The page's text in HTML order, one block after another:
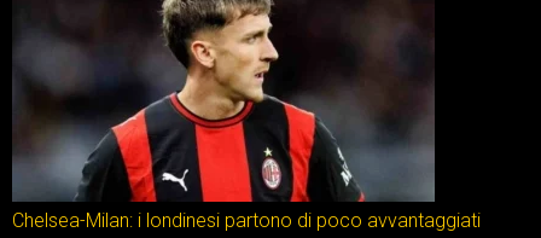
Chelsea-Milan: i londinesi partono di poco avvantaggiati